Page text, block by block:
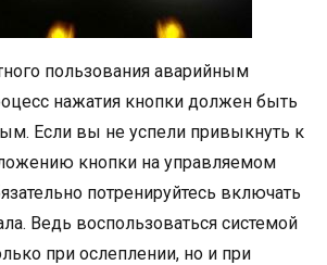
пользования аварийным
нажатия кнопки должен быть
Если вы не успели привыкнуть к
кнопки на управляемом
потренируйтесь включать
Ведь воспользоваться системой
при ослеплении, но и при